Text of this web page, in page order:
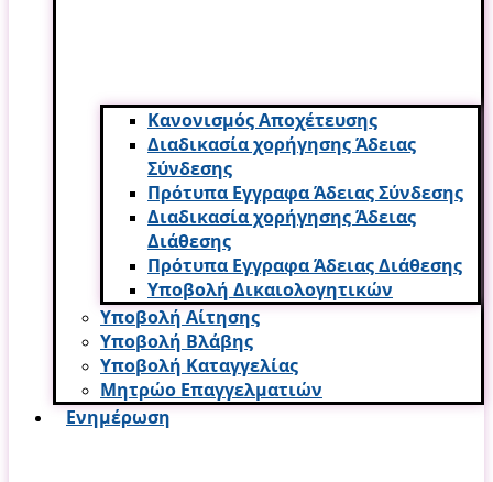
Κανονισμός Αποχέτευσης
Διαδικασία χορήγησης Άδειας
Σύνδεσης
Πρότυπα Εγγραφα Άδειας Σύνδεσης
Διαδικασία χορήγησης Άδειας
Διάθεσης
Πρότυπα Εγγραφα Άδειας Διάθεσης
Υποβολή Δικαιολογητικών
Υποβολή Αίτησης
Υποβολή Βλάβης
Υποβολή Καταγγελίας
Μητρώο Επαγγελματιών
Ενημέρωση